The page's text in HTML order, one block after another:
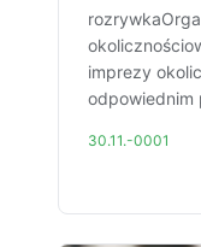
imprezy
odpowiednim
30.11.-0001